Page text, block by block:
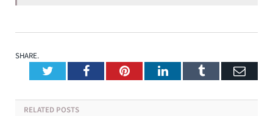
SHARE.
TwitterFacebookPinterestLinkedInTumblr
RELATED POSTS